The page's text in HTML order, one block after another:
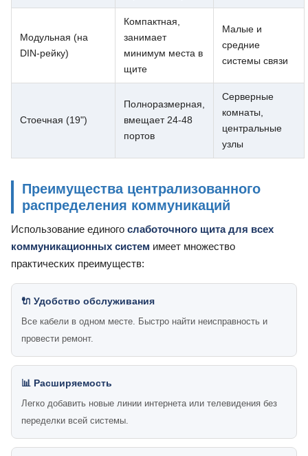
Модульная (на
DIN-рейку)
Компактная,
занимает
минимум места в
щите
Малые и
средние
системы связи
Стоечная (19")
Полноразмерная,
вмещает 24-48
портов
Серверные
комнаты,
центральные
узлы
Преимущества централизованного
распределения коммуникаций
Использование единого слаботочного щита для всех
коммуникационных систем имеет множество
практических преимуществ:
🔌 Удобство обслуживания
Все кабели в одном месте. Быстро найти неисправность и
провести ремонт.
📊 Расширяемость
Легко добавить новые линии интернета или телевидения без
переделки всей системы.